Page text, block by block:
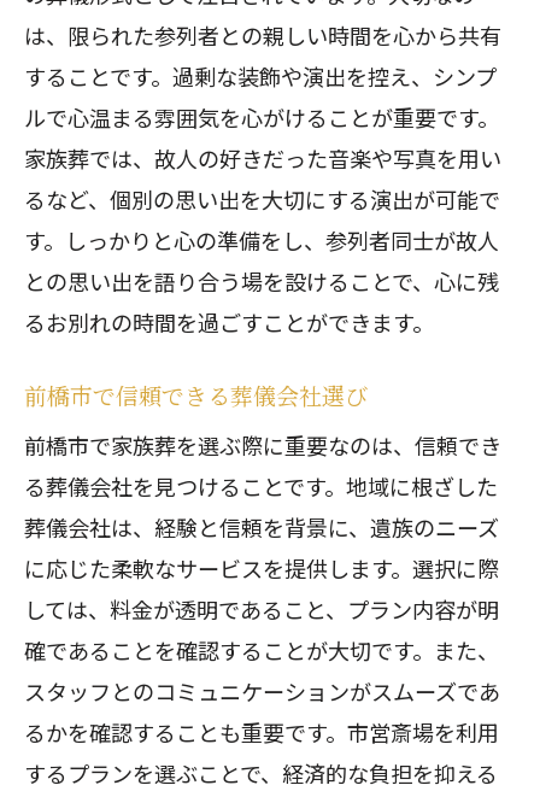
故人への思いを形にする方法
家族葬で心からの送別を行うために
故人の遺志を尊重するセレモニー
心に残る葬儀のプランニング
前橋市での家族葬の新しい提案
は、限られた参列者との親しい時間を心から共有
することです。過剰な装飾や演出を控え、シンプ
ルで心温まる雰囲気を心がけることが重要です。
家族葬では、故人の好きだった音楽や写真を用い
るなど、個別の思い出を大切にする演出が可能で
す。しっかりと心の準備をし、参列者同士が故人
との思い出を語り合う場を設けることで、心に残
るお別れの時間を過ごすことができます。
前橋市で信頼できる葬儀会社選び
前橋市で家族葬を選ぶ際に重要なのは、信頼でき
る葬儀会社を見つけることです。地域に根ざした
葬儀会社は、経験と信頼を背景に、遺族のニーズ
に応じた柔軟なサービスを提供します。選択に際
しては、料金が透明であること、プラン内容が明
確であることを確認することが大切です。また、
スタッフとのコミュニケーションがスムーズであ
るかを確認することも重要です。市営斎場を利用
するプランを選ぶことで、経済的な負担を抑える